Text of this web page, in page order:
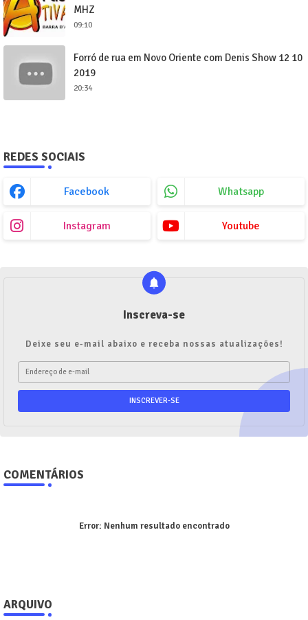
MHZ
09:10
Forró de rua em Novo Oriente com Denis Show 12 10
2019
20:34
REDES SOCIAIS
Facebook Whatsapp
Instagram Youtube
Inscreva-se
Deixe seu e-mail abaixo e receba nossas atualizações!
COMENTÁRIOS
Error: Nenhum resultado encontrado
ARQUIVO